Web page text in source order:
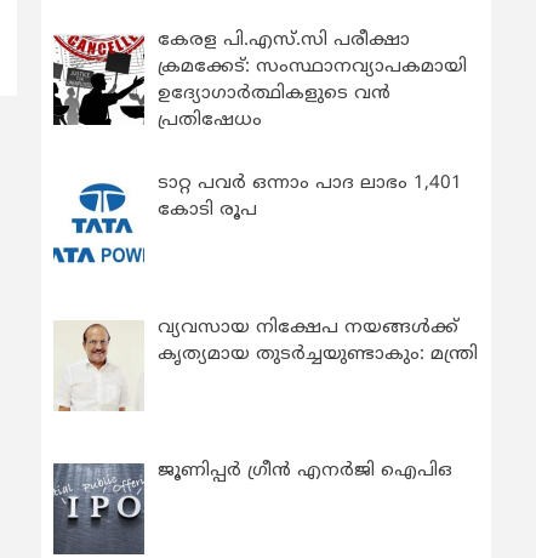
കേരള പി.എസ്.സി പരീക്ഷാ
ക്രമക്കേട്: സംസ്ഥാനവ്യാപകമായി
ഉദ്യോഗാര്‍ത്ഥികളുടെ വന്‍
പ്രതിഷേധം
ടാറ്റ പവർ ഒന്നാം പാദ ലാഭം 1,401
കോടി രൂപ
വ്യവസായ നിക്ഷേപ നയങ്ങള്‍ക്ക്
കൃത്യമായ തുടര്‍ച്ചയുണ്ടാകും: മന്ത്രി
ജൂണിപ്പർ ഗ്രീൻ എനർജി ഐപിഒ